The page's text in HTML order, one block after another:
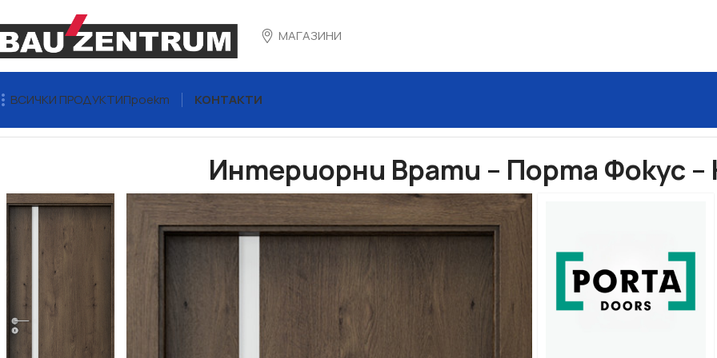
МАГАЗИНИ
ВСИЧКИ ПРОДУКТИПроект КОНТАКТИ
Интериорни Врати – Порта Фокус –